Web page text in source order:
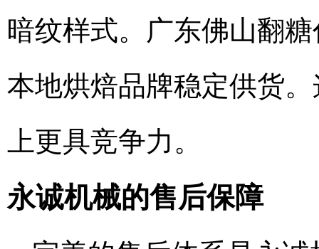
暗纹样式。广东佛山翻
本地烘焙品牌稳定供货
上更具竞争力。
永诚机械的售后保障